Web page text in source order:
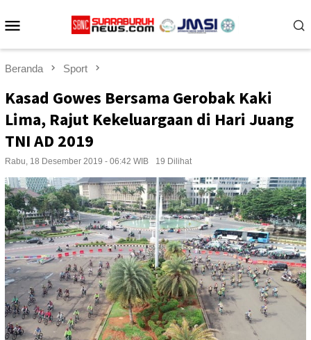
ke
Beranda Sport
Kasad Gowes Bersama Gerobak Kaki
Lima, Rajut Kekeluargaan di Hari Juang
TNI AD 2019
Rabu, 18 Desember 2019 - 06:42 WIB 19 Dilihat